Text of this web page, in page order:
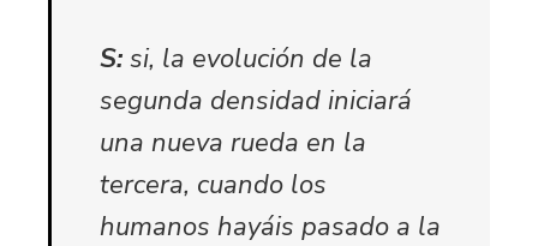
S: si, la evolución de la
segunda densidad iniciará
una nueva rueda en la
tercera, cuando los
humanos hayáis pasado a la